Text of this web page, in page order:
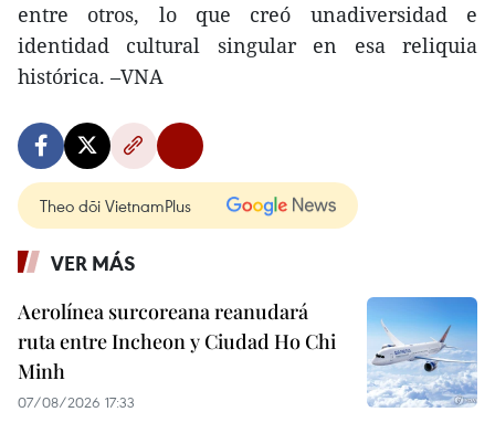
entre otros, lo que creó unadiversidad e
identidad cultural singular en esa reliquia
histórica. –VNA
Theo dõi VietnamPlus
VER MÁS
Aerolínea surcoreana reanudará
ruta entre Incheon y Ciudad Ho Chi
Minh
07/08/2026 17:33